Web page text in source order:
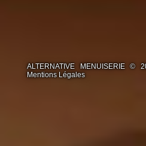
ALTERNATIVE MENUISERIE ©
Mentions Légales